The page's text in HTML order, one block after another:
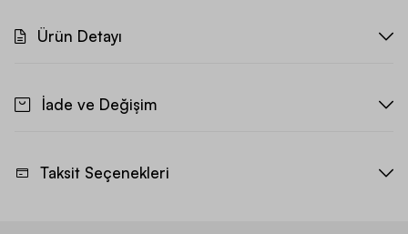
Ürün Detayı
İade ve Değişim
Taksit Seçenekleri